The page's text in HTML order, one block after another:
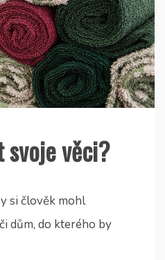
svoje věci?
si člověk mohl
dům, do kterého by